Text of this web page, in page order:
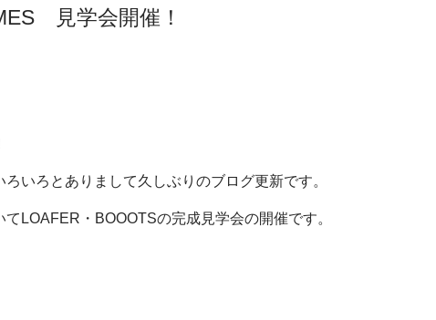
見学会開催！
いろとありまして久しぶりのブログ更新です。
LOAFER・BOOOTSの完成見学会の開催です。